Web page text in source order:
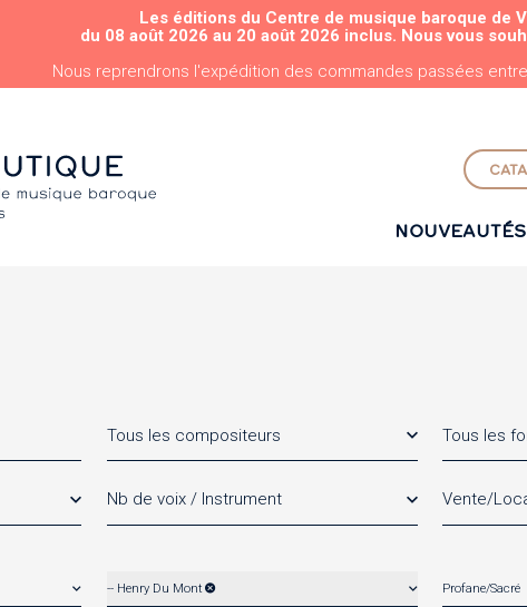
ALLER AU CONTENU
Les éditions du Centre de musique baroque de
du 08 août 2026 au 20 août 2026 inclus. Nous vous
Nous reprendrons l'expédition des commandes passées
NOUVEAUTÉS
Tous les compositeurs Tous les
Nb de voix / Instrument Vente/
-- Henry Du Mont Profane/Sacré